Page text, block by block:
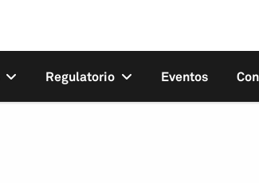
Regulatorio Eventos